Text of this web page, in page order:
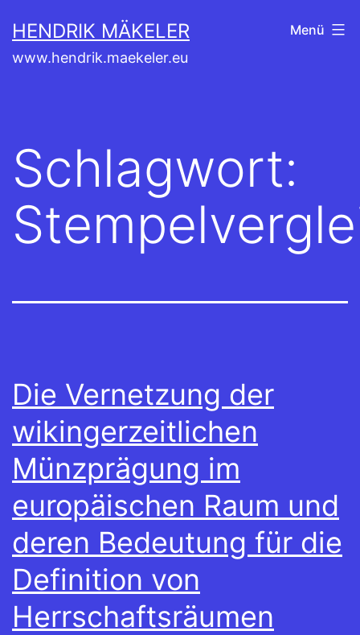
Inhalt
springen
HENDRIK MÄKELER
www.hendrik.maekeler.eu
Menü
Schlagwort:
Die Vernetzung der
wikingerzeitlichen
Münzprägung im
europäischen Raum und
deren Bedeutung für die
Definition von
Herrschaftsräumen